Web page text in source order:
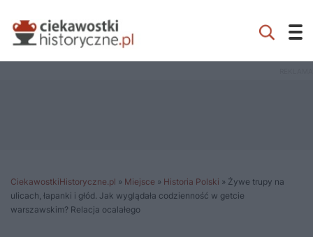
CiekawostkiHistoryczne.pl » Miejsce » Historia Polski » Żywe trupy na
ulicach, łapanki i głód. Jak wyglądała codzienność w getcie
warszawskim? Relacja ocalałego